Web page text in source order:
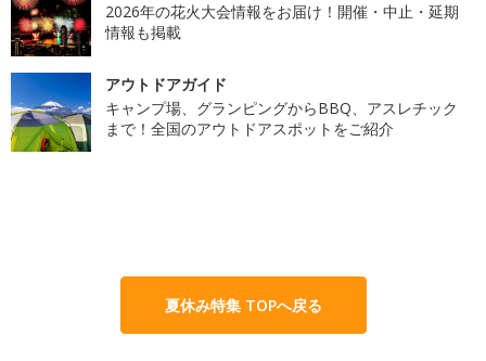
2026年の花火大会情報をお届け！開催・中止・延期
情報も掲載
アウトドアガイド
キャンプ場、グランピングからBBQ、アスレチック
まで！全国のアウトドアスポットをご紹介
夏休み特集 TOPへ戻る